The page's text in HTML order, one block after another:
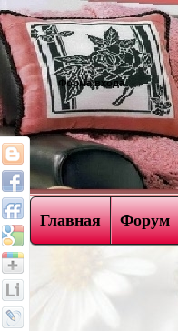
Форма входа
Главная Форум